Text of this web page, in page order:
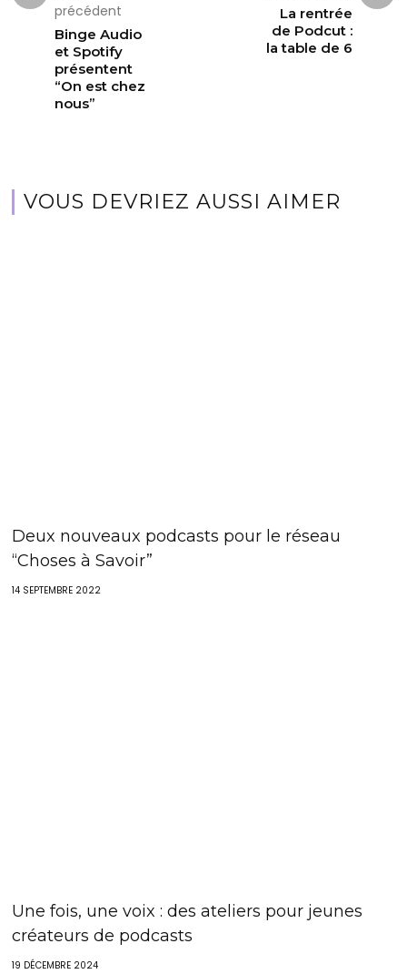
précédent
Binge Audio
et Spotify
présentent
“On est chez
nous”
La rentrée
de Podcut :
la table de 6
VOUS DEVRIEZ AUSSI AIMER
Deux nouveaux podcasts pour le réseau
“Choses à Savoir”
14 SEPTEMBRE 2022
Une fois, une voix : des ateliers pour jeunes
créateurs de podcasts
19 DÉCEMBRE 2024